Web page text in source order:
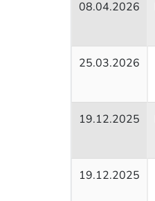
08.04.2026
25.03.2026
19.12.2025
19.12.2025